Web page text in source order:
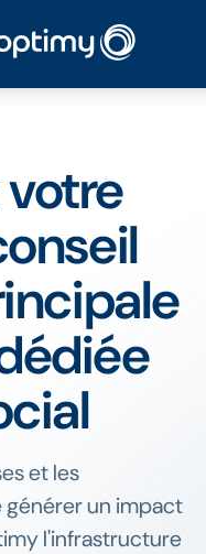
et les
générer un impact
l'infrastructure